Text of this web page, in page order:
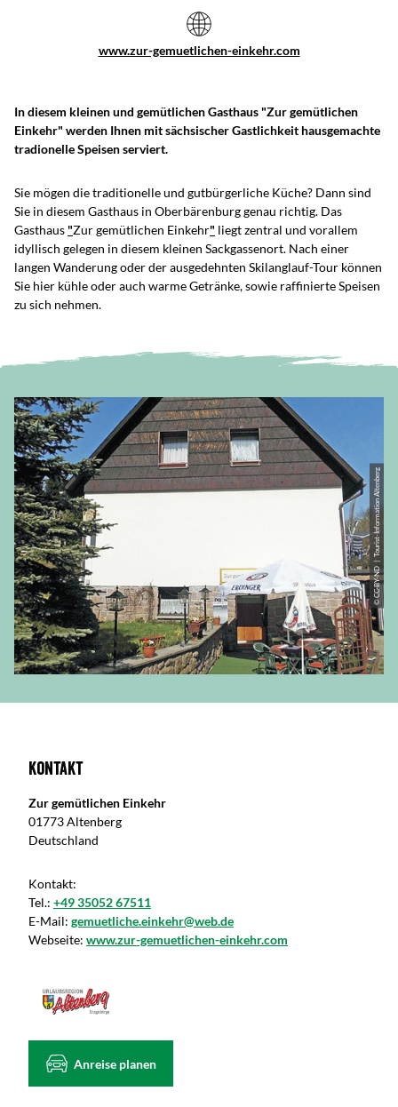
www.zur-gemuetlichen-einkehr.com
In diesem kleinen und gemütlichen Gasthaus "Zur gemütlichen
Einkehr" werden Ihnen mit sächsischer Gastlichkeit hausgemachte
tradionelle Speisen serviert.
Sie mögen die traditionelle und gutbürgerliche Küche? Dann sind
Sie in diesem Gasthaus in Oberbärenburg genau richtig. Das
Gasthaus "Zur gemütlichen Einkehr" liegt zentral und vorallem
idyllisch gelegen in diesem kleinen Sackgassenort. Nach einer
langen Wanderung oder der ausgedehnten Skilanglauf-Tour können
Sie hier kühle oder auch warme Getränke, sowie raffinierte Speisen
zu sich nehmen.
© CC-BY-ND | Tourist-Information Altenberg
Kontakt
Zur gemütlichen Einkehr
01773 Altenberg
Deutschland
Kontakt:
Tel.: +49 35052 67511
E-Mail: gemuetliche.einkehr@web.de
Webseite: www.zur-gemuetlichen-einkehr.com
Anreise planen